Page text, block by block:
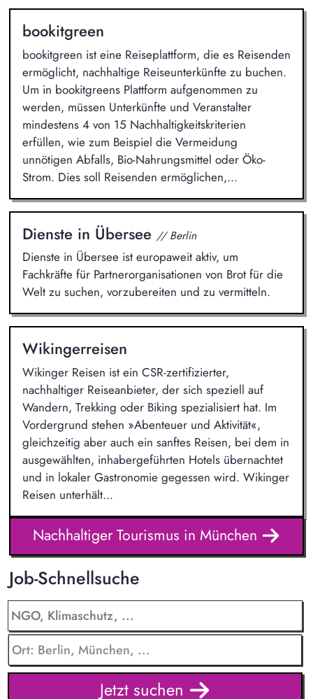
bookitgreen
bookitgreen ist eine Reiseplattform, die es Reisenden
ermöglicht, nachhaltige Reiseunterkünfte zu buchen.
Um in bookitgreens Plattform aufgenommen zu
werden, müssen Unterkünfte und Veranstalter
mindestens 4 von 15 Nachhaltigkeitskriterien
erfüllen, wie zum Beispiel die Vermeidung
unnötigen Abfalls, Bio-Nahrungsmittel oder Öko-
Strom. Dies soll Reisenden ermöglichen,...
Dienste in Übersee // Berlin
Dienste in Übersee ist europaweit aktiv, um
Fachkräfte für Partnerorganisationen von Brot für die
Welt zu suchen, vorzubereiten und zu vermitteln.
Wikingerreisen
Wikinger Reisen ist ein CSR-zertifizierter,
nachhaltiger Reiseanbieter, der sich speziell auf
Wandern, Trekking oder Biking spezialisiert hat. Im
Vordergrund stehen »Abenteuer und Aktivität«,
gleichzeitig aber auch ein sanftes Reisen, bei dem in
ausgewählten, inhabergeführten Hotels übernachtet
und in lokaler Gastronomie gegessen wird. Wikinger
Reisen unterhält...
Nachhaltiger Tourismus in München
Job-Schnellsuche
Jetzt suchen